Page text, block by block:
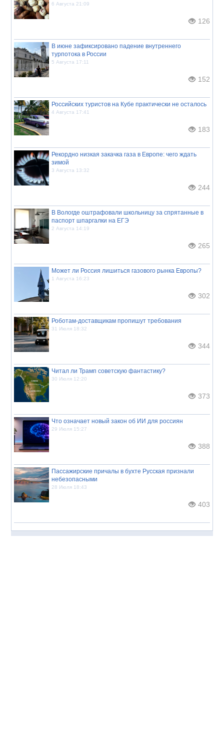
6 Августа 21:09
126
В июне зафиксировано падение внутреннего
турпотока в России
5 Августа 17:11
152
Российских туристов на Кубе практически не осталось
4 Августа 17:41
183
Рекордно низкая закачка газа в Европе: чего ждать
зимой
3 Августа 13:32
244
В Вологде оштрафовали школьницу за спрятанные в
паспорт шпаргалки на ЕГЭ
2 Августа 14:19
265
Может ли Россия лишиться газового рынка Европы?
1 Августа 16:23
302
Роботам-доставщикам пропишут требования
31 Июля 18:32
344
Читал ли Трамп советскую фантастику?
30 Июля 12:20
373
Что означает новый закон об ИИ для россиян
29 Июля 15:27
388
Пассажирские причалы в бухте Русская признали
небезопасными
28 Июля 18:43
403